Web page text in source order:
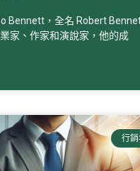
Bennett，全名 Robert
家、作家和演說家，他的成
行